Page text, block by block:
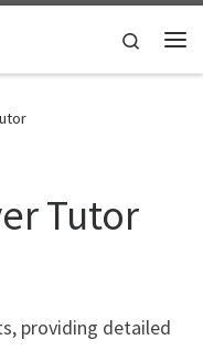
Search
Tutor
providing detailed